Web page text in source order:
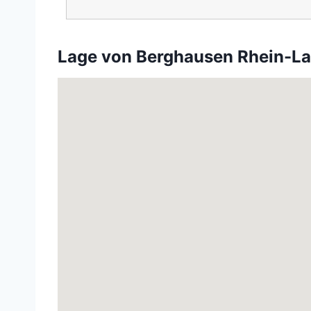
Lage von Berghausen Rhein-